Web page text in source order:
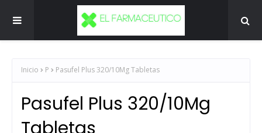
Inicio P Pasufel Plus 320/10Mg Tabletas
Pasufel Plus 320/10Mg